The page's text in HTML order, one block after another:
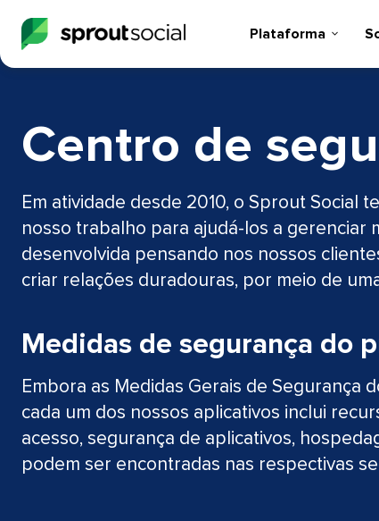
Plataforma​​
Centro de
Em atividade desde 2010, o Sprout Social
nosso trabalho para ajudá-los a gerenciar
desenvolvida pensando nos nossos
criar relações duradouras, por meio de
Medidas de segurança do
Embora as Medidas Gerais de Segurança
cada um dos nossos aplicativos inclui
acesso, segurança de aplicativos,
podem ser encontradas nas respectivas